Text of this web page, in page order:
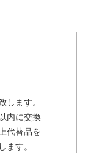
します。
内に交換
代替品を
ます。